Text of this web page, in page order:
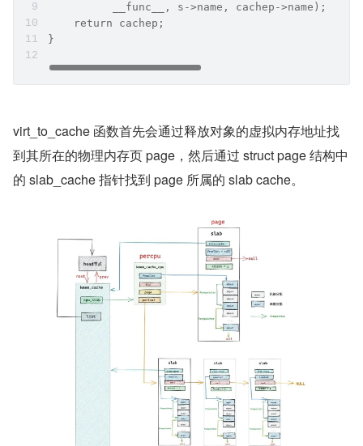
          __func__, s->name, cachep->name);
    return cachep;
}
virt_to_cache 函数首先会通过释放对象的虚拟内存地址找
到其所在的物理内存页 page，然后通过 struct page 结构中
的 slab_cache 指针找到 page 所属的 slab cache。